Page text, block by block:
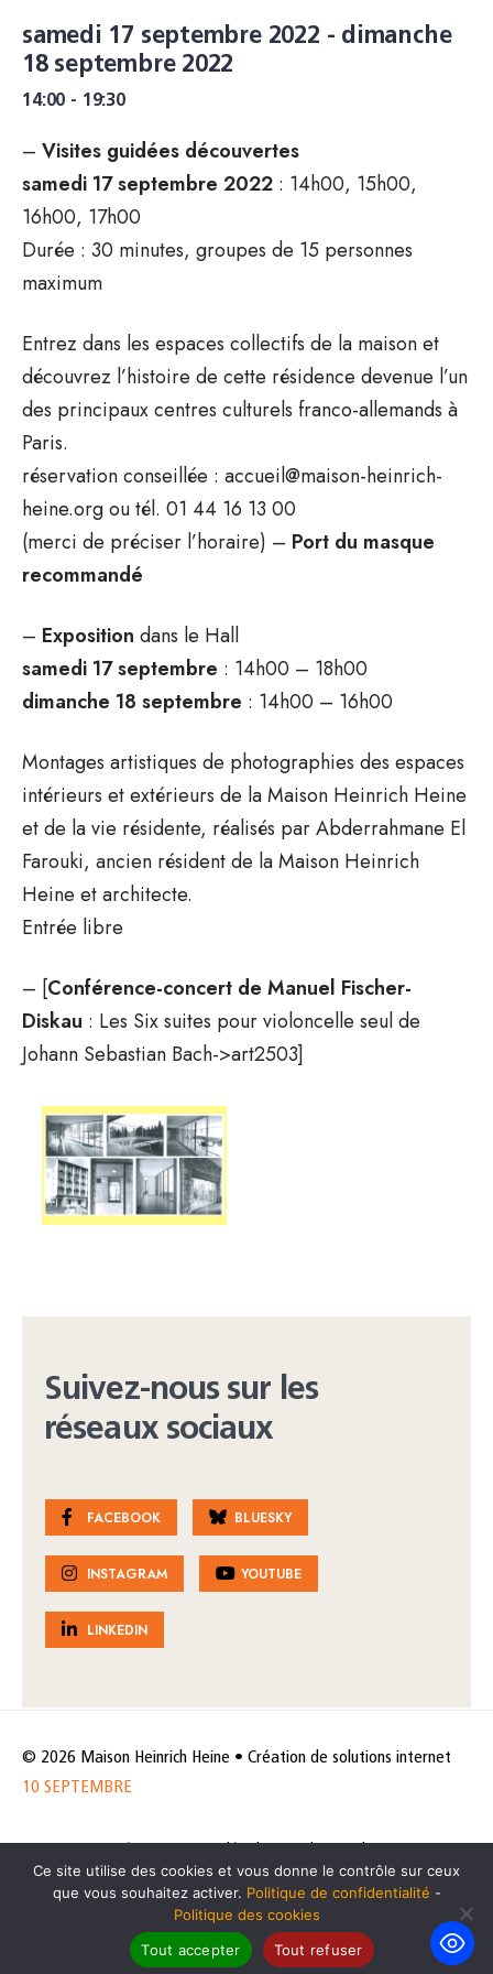
samedi 17 septembre 2022 - dimanche
18 septembre 2022
14:00 - 19:30
– Visites guidées découvertes
samedi 17 septembre 2022 : 14h00, 15h00,
16h00, 17h00
Durée : 30 minutes, groupes de 15 personnes
maximum
Entrez dans les espaces collectifs de la maison et
découvrez l’histoire de cette résidence devenue l’un
des principaux centres culturels franco-allemands à
Paris.
réservation conseillée : accueil@maison-heinrich-
heine.org ou tél. 01 44 16 13 00
(merci de préciser l’horaire) – Port du masque
recommandé
– Exposition dans le Hall
samedi 17 septembre : 14h00 – 18h00
dimanche 18 septembre : 14h00 – 16h00
Montages artistiques de photographies des espaces
intérieurs et extérieurs de la Maison Heinrich Heine
et de la vie résidente, réalisés par Abderrahmane El
Farouki, ancien résident de la Maison Heinrich
Heine et architecte.
Entrée libre
– [Conférence-concert de Manuel Fischer-
Diskau : Les Six suites pour violoncelle seul de
Johann Sebastian Bach->art2503]
Suivez-nous sur les
réseaux sociaux
FACEBOOK BLUESKY
INSTAGRAM YOUTUBE
LINKEDIN
© 2026 Maison Heinrich Heine • Création de solutions internet
10 SEPTEMBRE
de données
Politique des cookies
Ce site utilise des cookies et vous donne le contrôle sur ceux
que vous souhaitez activer. Politique de confidentialité -
Politique des cookies
Tout accepter
Tout refuser